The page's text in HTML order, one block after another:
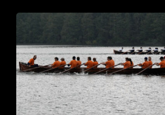
Sähköinen
soututapahtumasta